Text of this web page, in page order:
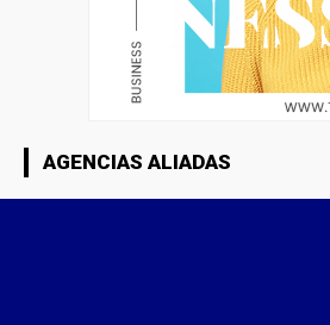
AGENCIAS ALIADAS